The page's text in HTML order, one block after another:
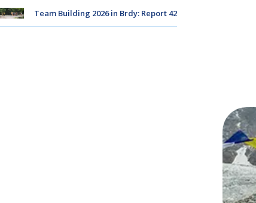
Team Building 2026 in Brdy: Report 42